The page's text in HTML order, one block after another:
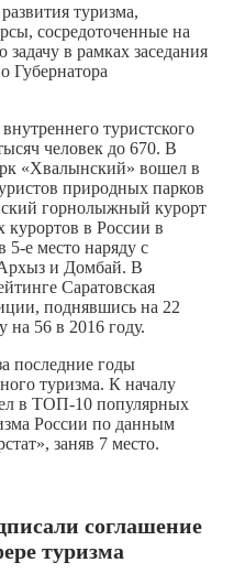
туризма,
сосредоточенные на
в рамках заседания
Губернатора
туристского
человек до 670. В
«Хвалынский» вошел в
природных парков
горнолыжный курорт
в России в
5-е место наряду с
и Домбай. В
Саратовская
поднявшись на 22
на 56 в 2016 году.
последние годы
туризма. К началу
в ТОП-10 популярных
России по данным
заняв 7 место.
соглашение
туризма